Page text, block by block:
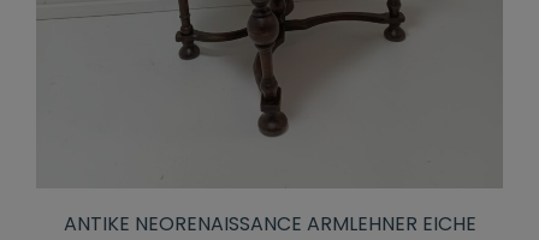
ANTIKE NEORENAISSANCE ARMLEHNER EICHE